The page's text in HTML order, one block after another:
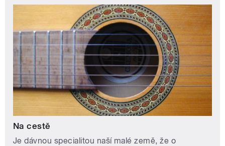
Na cestě
Je dávnou specialitou naší malé země, že o